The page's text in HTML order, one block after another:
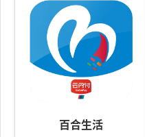
百合生活